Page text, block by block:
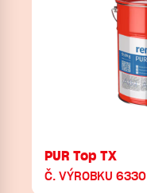
PUR Top TX
Č. VÝROBKU 6330